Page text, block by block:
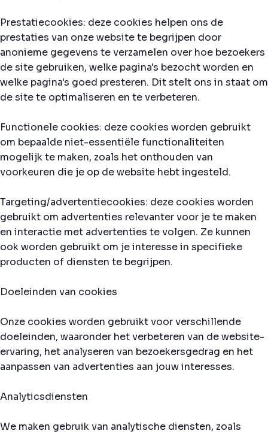
Prestatiecookies: deze cookies helpen ons de
prestaties van onze website te begrijpen door
anonieme gegevens te verzamelen over hoe bezoekers
de site gebruiken, welke pagina's bezocht worden en
welke pagina's goed presteren. Dit stelt ons in staat om
de site te optimaliseren en te verbeteren.
Functionele cookies: deze cookies worden gebruikt
om bepaalde niet-essentiële functionaliteiten
mogelijk te maken, zoals het onthouden van
voorkeuren die je op de website hebt ingesteld.
Targeting/advertentiecookies: deze cookies worden
gebruikt om advertenties relevanter voor je te maken
en interactie met advertenties te volgen. Ze kunnen
ook worden gebruikt om je interesse in specifieke
producten of diensten te begrijpen.
Doeleinden van cookies
Onze cookies worden gebruikt voor verschillende
doeleinden, waaronder het verbeteren van de website-
ervaring, het analyseren van bezoekersgedrag en het
aanpassen van advertenties aan jouw interesses.
Analyticsdiensten
We maken gebruik van analytische diensten, zoals